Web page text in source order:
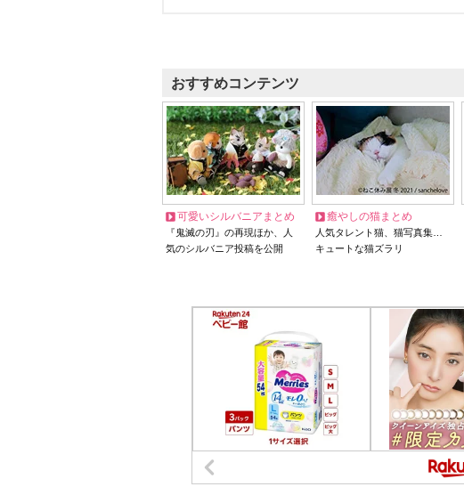
おすすめコンテンツ
可愛いシルバニアまとめ
『鬼滅の刃』の再現ほか、人
気のシルバニア投稿を公開
癒やしの猫まとめ
人気タレント猫、猫写真集…
キュートな猫ズラリ